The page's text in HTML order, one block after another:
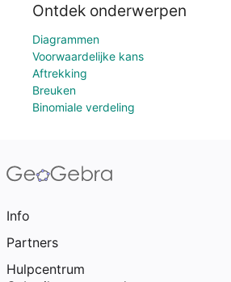
Ontdek onderwerpen
Diagrammen
Voorwaardelijke kans
Aftrekking
Breuken
Binomiale verdeling
Info
Partners
Hulpcentrum